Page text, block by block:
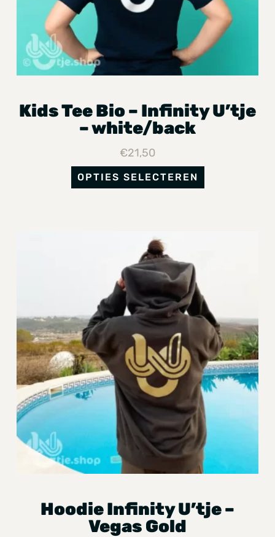
Kids Tee Bio – Infinity U’tje
– white/back
€21,50
OPTIES SELECTEREN
Hoodie Infinity U’tje –
Vegas Gold